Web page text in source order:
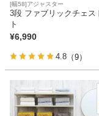
[幅58]アジャスター
3段 ファブリックチェス
ト
¥6,990
4.8 （9）